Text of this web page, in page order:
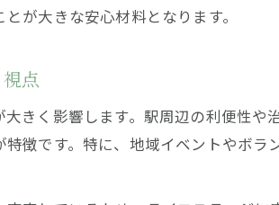
が大きな安心材料となります。
点
きく影響します。駅周辺の利便性
徴です。特に、地域イベントやボ
お問い合わせはこちら
お問い合わせはこちら